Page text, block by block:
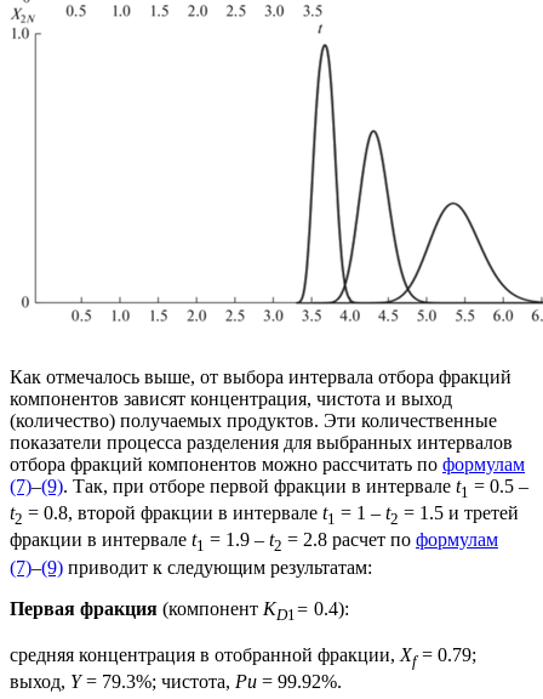
Как отмечалось выше, от выбора интервала отбора фракций
компонентов зависят концентрация, чистота и выход
(количество) получаемых продуктов. Эти количественные
показатели процесса разделения для выбранных интервалов
отбора фракций компонентов можно рассчитать по формулам
(7)–(9). Так, при отборе первой фракции в интервале t1 = 0.5 –
t2 = 0.8, второй фракции в интервале t1 = 1 – t2 = 1.5 и третей
фракции в интервале t1 = 1.9 – t2 = 2.8 расчет по формулам
(7)–(9) приводит к следующим результатам:
Первая фракция (компонент KD1 = 0.4):
средняя концентрация в отобранной фракции, Xf= 0.79;
выход, Y= 79.3%; чистота, Pu = 99.92%.